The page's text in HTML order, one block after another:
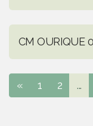
CM OURIQUE
« 1 2 ...